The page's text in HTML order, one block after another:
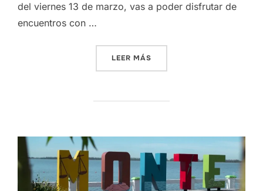
del viernes 13 de marzo, vas a poder disfrutar de
encuentros con …
LEER MÁS